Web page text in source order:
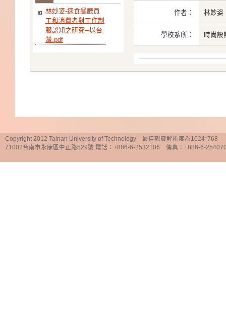
林妙姿-速食餐廳員
工和消費者對工作制
服認知之研究─以台
灣.pdf
作者： 林妙姿
學校系所： 時尚設
Copyright 2012 Tainan University of Technology 最佳觀賞解析度為1024*768
71002台南市永康區中正路529號 電話：+886-6-2532106 傳真：+886-6-